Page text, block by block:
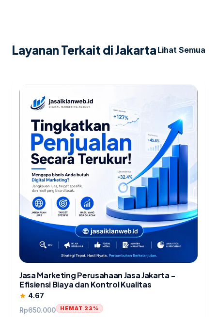
Layanan Terkait di Jakarta Lihat Semua
Jasa Marketing Perusahaan Jasa Jakarta -
Efisiensi Biaya dan Kontrol Kualitas
star 4.67
Rp650.000 HEMAT 23%